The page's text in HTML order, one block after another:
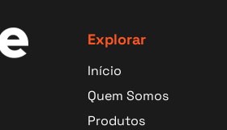
Explorar
Início
Quem Somos
Produtos